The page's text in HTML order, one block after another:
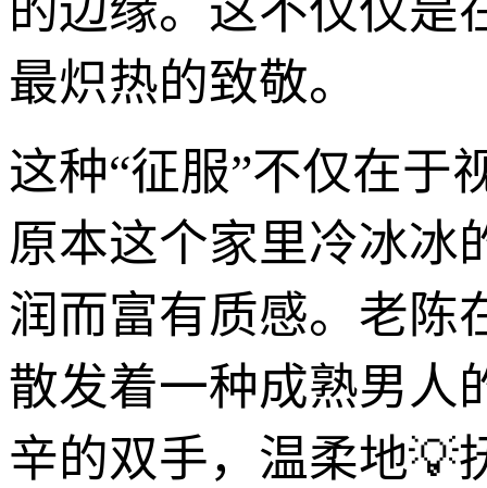
最炽热的致敬。
这种“征服”不仅在于
原本这个家里冷冰冰
润而富有质感。老陈
散发着一种成熟男人
辛的双手，温柔地💡